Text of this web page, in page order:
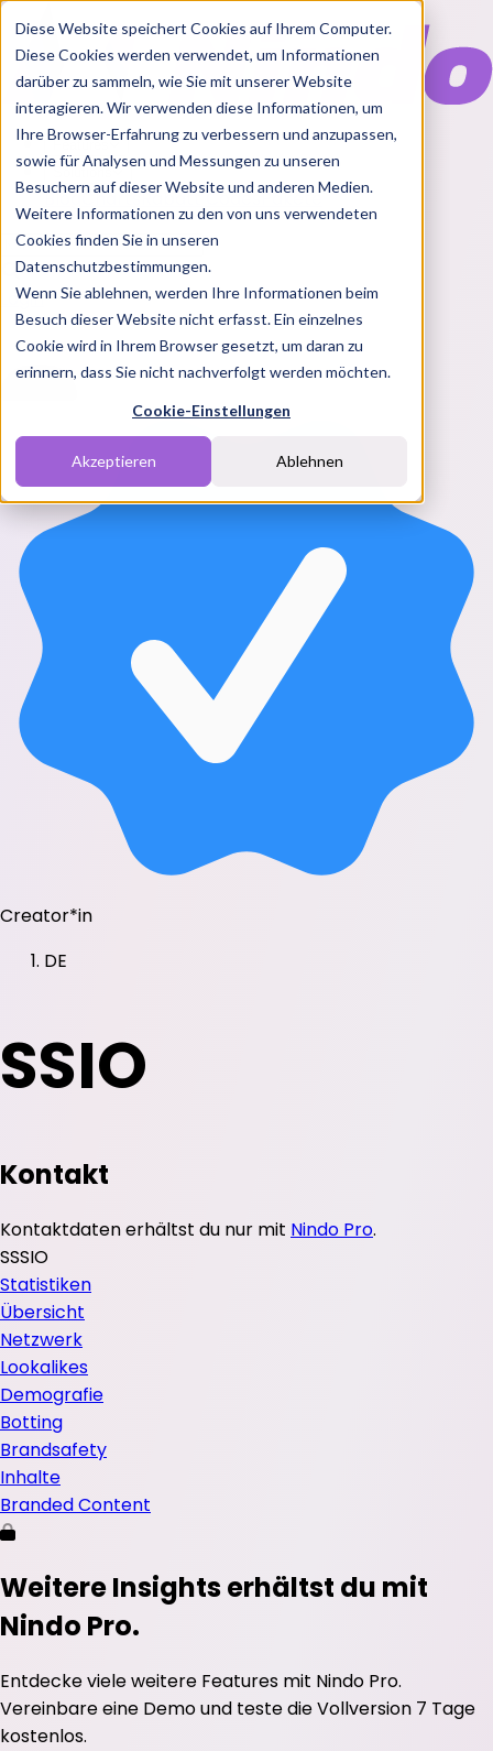
Diese Website speichert Cookies auf Ihrem Computer.
Diese Cookies werden verwendet, um Informationen
darüber zu sammeln, wie Sie mit unserer Website
interagieren. Wir verwenden diese Informationen, um
Ihre Browser-Erfahrung zu verbessern und anzupassen,
sowie für Analysen und Messungen zu unseren
Besuchern auf dieser Website und anderen Medien.
Weitere Informationen zu den von uns verwendeten
Cookies finden Sie in unseren
Datenschutzbestimmungen.
Wenn Sie ablehnen, werden Ihre Informationen beim
Besuch dieser Website nicht erfasst. Ein einzelnes
Cookie wird in Ihrem Browser gesetzt, um daran zu
erinnern, dass Sie nicht nachverfolgt werden möchten.
Cookie-Einstellungen
Akzeptieren Ablehnen
Features
Solutions
BlogChartsRabatt CodesPakete
Login
Creator*in
DE
SSIO
Kontakt
Kontaktdaten erhältst du nur mit Nindo Pro.
SSSIO
Statistiken
Übersicht
Netzwerk
Lookalikes
Demografie
Botting
Brandsafety
Inhalte
Branded Content
Weitere Insights erhältst du mit
Nindo Pro.
Entdecke viele weitere Features mit Nindo Pro.
Vereinbare eine Demo und teste die Vollversion 7 Tage
kostenlos.